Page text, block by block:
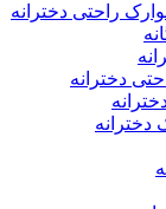
راحتی دخترانه
دخترانه